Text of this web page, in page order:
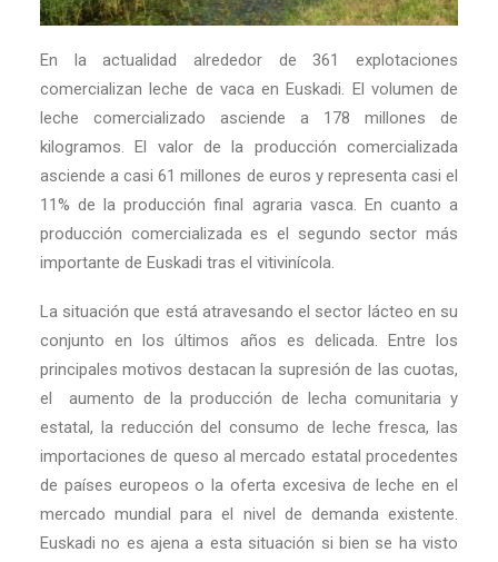
En la actualidad alrededor de 361 explotaciones
comercializan leche de vaca en Euskadi. El volumen de
leche comercializado asciende a 178 millones de
kilogramos. El valor de la producción comercializada
asciende a casi 61 millones de euros y representa casi el
11% de la producción final agraria vasca. En cuanto a
producción comercializada es el segundo sector más
importante de Euskadi tras el vitivinícola.
La situación que está atravesando el sector lácteo en su
conjunto en los últimos años es delicada. Entre los
principales motivos destacan la supresión de las cuotas,
el aumento de la producción de lecha comunitaria y
estatal, la reducción del consumo de leche fresca, las
importaciones de queso al mercado estatal procedentes
de países europeos o la oferta excesiva de leche en el
mercado mundial para el nivel de demanda existente.
Euskadi no es ajena a esta situación si bien se ha visto